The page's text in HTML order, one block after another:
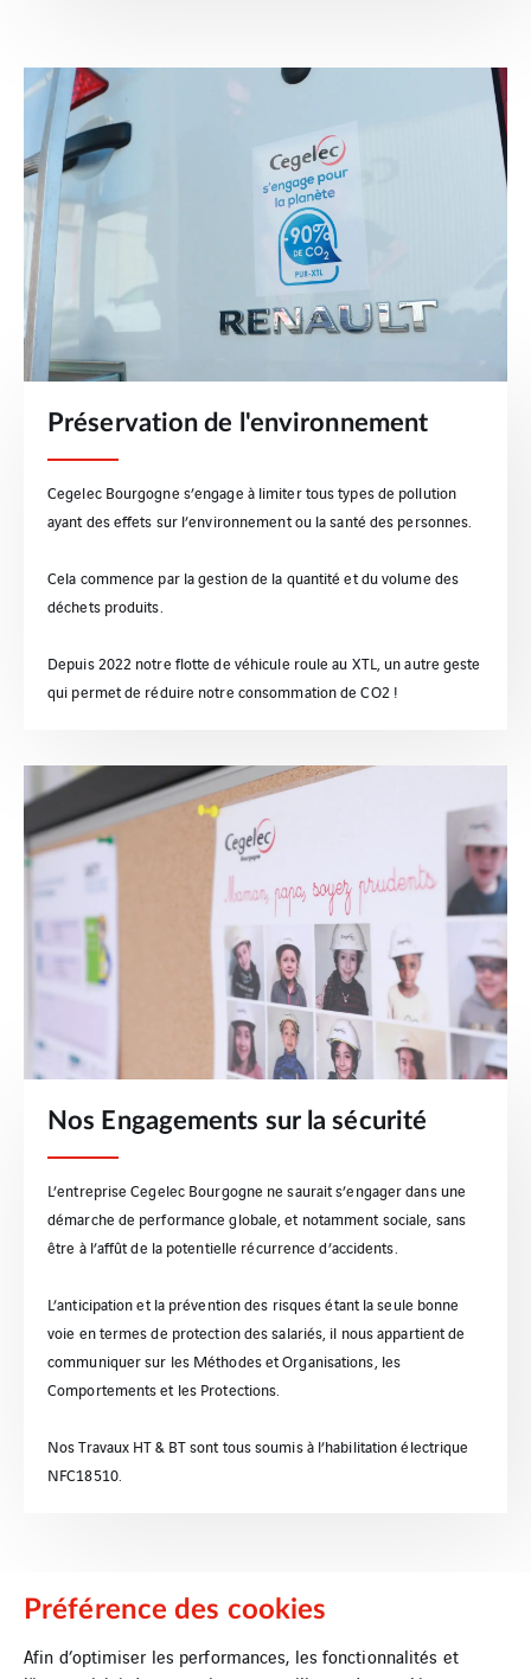
Préservation de l'environnement
Cegelec Bourgogne s’engage à limiter tous types de pollution
ayant des effets sur l’environnement ou la santé des personnes.
Cela commence par la gestion de la quantité et du volume des
déchets produits.
Depuis 2022 notre flotte de véhicule roule au XTL, un autre geste
qui permet de réduire notre consommation de CO2 !
Nos Engagements sur la sécurité
L’entreprise Cegelec Bourgogne ne saurait s’engager dans une
démarche de performance globale, et notamment sociale, sans
être à l’affût de la potentielle récurrence d’accidents.
L’anticipation et la prévention des risques étant la seule bonne
voie en termes de protection des salariés, il nous appartient de
communiquer sur les Méthodes et Organisations, les
Comportements et les Protections.
Nos Travaux HT & BT sont tous soumis à l’habilitation électrique
NFC18510.
Suivez-nous !
Préférence des cookies
Afin d’optimiser les performances, les fonctionnalités et